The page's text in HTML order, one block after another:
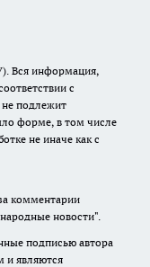
Вся информация,
с
не подлежит
форме, в том числе
не иначе как с
комментарии
новости".
подписью автора
и являются